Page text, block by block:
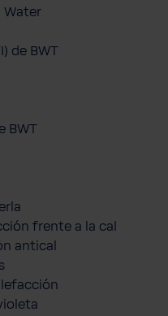
Water
de BWT
BWT
frente a la cal
antical